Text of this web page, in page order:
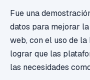
Fue una
datos para mejorar
web, con el uso de
lograr que las
las necesidades